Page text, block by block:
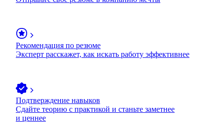
Рекомендация по резюме
Эксперт расскажет, как искать работу эффективнее
Подтверждение навыков
Сдайте теорию с практикой и станьте заметнее
и ценнее